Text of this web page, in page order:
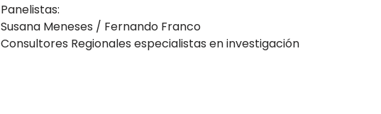
Panelistas:
Susana Meneses / Fernando Franco
Consultores Regionales especialistas en investigación